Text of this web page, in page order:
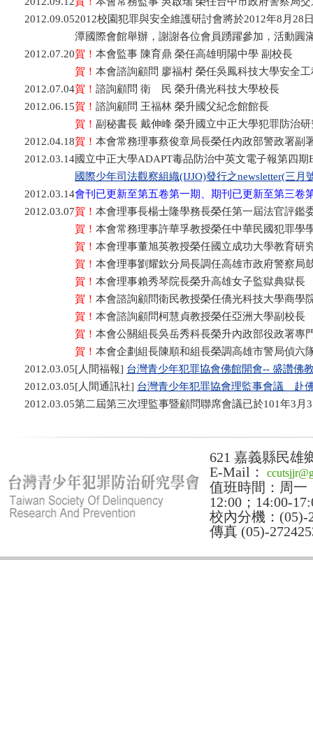
2012.09.052012校園犯罪與安全維護研討會將於2012年8月28
潭國際會館舉辦，謝謝各位會員踴躍參加，活動圓
2012.07.20賀！ 本會監事 陳育鼎 榮任高雄明陽中學 副校長
賀！ 本會諮詢顧問 廖福村 榮任吳鳳科技大學安全
2012.07.04賀！ 諮詢顧問 衛 民 榮升僑光科技大學校長
2012.06.15賀！ 諮詢顧問 王福林 榮升國父紀念館館長
賀！ 副秘書長 戴伸峰 榮升國立中正大學犯罪防治
2012.04.18賀！ 本會常務理事蔡俊章局長榮任內政部警政署副
2012.03.14國立中正大學ADAPT毒品防治中英文電子報第四
國際少年司法觀察組織(IJJO)發行之newsletter(三月
2012.03.14會刊已更新至第五卷第一期、期刊已更新至第三卷
2012.03.07賀！ 本會理事長楊士隆學務長榮任第一屆法官評鑑
賀！ 本會常務理事許華孚教授榮任中華民國犯罪學
賀！ 本會理事董旭英教授榮任國立成功大學教育研
賀！ 本會理事劉耀欽分局長調任高雄市政府警察局
賀！ 本會理事賴秀琴院長榮升高雄女子監獄典獄長
賀！ 本會諮詢顧問衛民教授榮任僑光科技大學商學
賀！ 本會諮詢顧問柯慧貞教授榮任亞洲大學副校長
賀！ 本會公關組長吳岳秀科長榮升內政部役政署專
賀！ 本會企劃組長陳順和組長榮調高雄市警局偵六
2012.03.05[人間福報] 台灣青少年犯罪協會佛館開會-- 盛讚佛
2012.03.05[人間通訊社] 台灣青少年犯罪協會理監事會議 赴
2012.03.05第二屆第三次理監事暨顧問聯席會議已於101年3月
621 嘉義縣民雄
E-Mail：
值班時間：周一
12:00；14:00-
校內分機：(05)-
傳真 (05)-